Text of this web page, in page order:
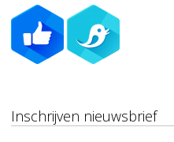
Inschrijven nieuwsbrief